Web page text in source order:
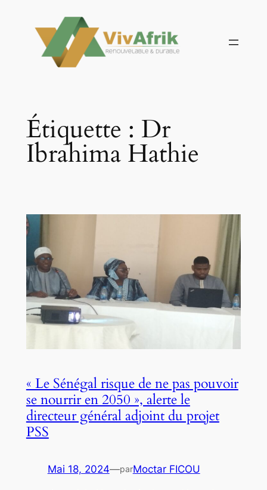
contenu
Étiquette : Dr
Ibrahima Hathie
« Le Sénégal risque de ne pas pouvoir
se nourrir en 2050 », alerte le
directeur général adjoint du projet
PSS
Mai 18, 2024—parMoctar FICOU